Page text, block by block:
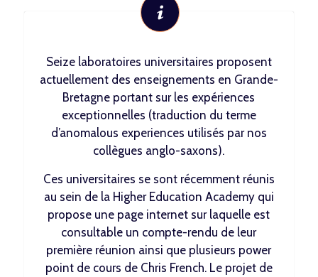
Seize laboratoires universitaires proposent
actuellement des enseignements en Grande-
Bretagne portant sur les expériences
exceptionnelles (traduction du terme
d’anomalous experiences utilisés par nos
collègues anglo-saxons).
Ces universitaires se sont récemment réunis
au sein de la Higher Education Academy qui
propose une page internet sur laquelle est
consultable un compte-rendu de leur
première réunion ainsi que plusieurs power
point de cours de Chris French. Le projet de